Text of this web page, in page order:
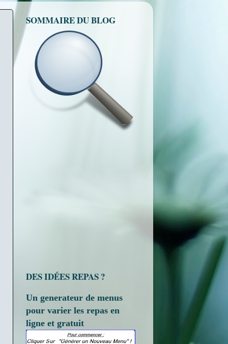
SOMMAIRE DU BLOG
DES IDÉES REPAS ?
Un generateur de menus
pour varier les repas en
ligne et gratuit